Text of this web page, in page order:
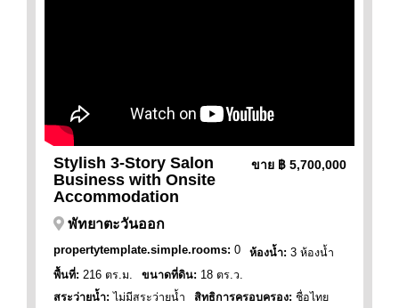
Stylish 3-Story Salon
Business with Onsite
Accommodation
ขาย ฿ 5,700,000
พัทยาตะวันออก
propertytemplate.simple.rooms: 0 ห้องน้ำ: 3 ห้องน้ำ
พื้นที่: 216 ตร.ม. ขนาดที่ดิน: 18 ตร.ว.
สระว่ายน้ำ: ไม่มีสระว่ายน้ำ สิทธิการครอบครอง: ชื่อไทย